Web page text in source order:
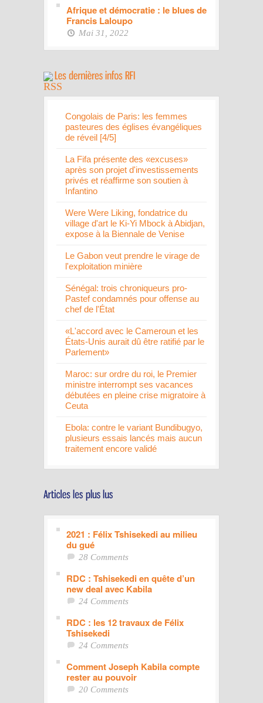
Afrique et démocratie : le blues de
Francis Laloupo
Mai 31, 2022
Congolais de Paris: les femmes
pasteures des églises évangéliques
de réveil [4/5]
La Fifa présente des «excuses»
après son projet d'investissements
privés et réaffirme son soutien à
Infantino
Were Were Liking, fondatrice du
village d'art le Ki-Yi Mbock à Abidjan,
expose à la Biennale de Venise
Le Gabon veut prendre le virage de
l'exploitation minière
Sénégal: trois chroniqueurs pro-
Pastef condamnés pour offense au
chef de l'État
«L'accord avec le Cameroun et les
États-Unis aurait dû être ratifié par le
Parlement»
Maroc: sur ordre du roi, le Premier
ministre interrompt ses vacances
débutées en pleine crise migratoire à
Ceuta
Ebola: contre le variant Bundibugyo,
plusieurs essais lancés mais aucun
traitement encore validé
2021 : Félix Tshisekedi au milieu
du gué
28 Comments
RDC : Tshisekedi en quête d’un
new deal avec Kabila
24 Comments
RDC : les 12 travaux de Félix
Tshisekedi
24 Comments
Comment Joseph Kabila compte
rester au pouvoir
20 Comments